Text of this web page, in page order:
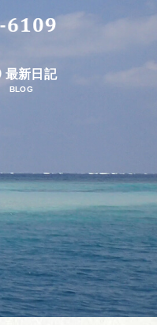
最新日記
BLOG